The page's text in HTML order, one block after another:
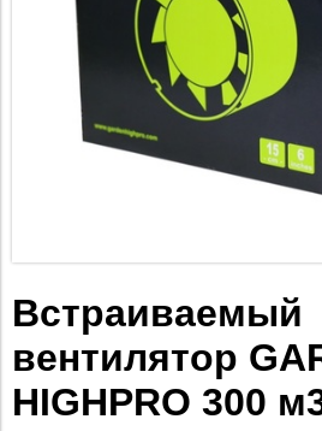
Встраиваемый
вентилятор
HIGHPRO 300